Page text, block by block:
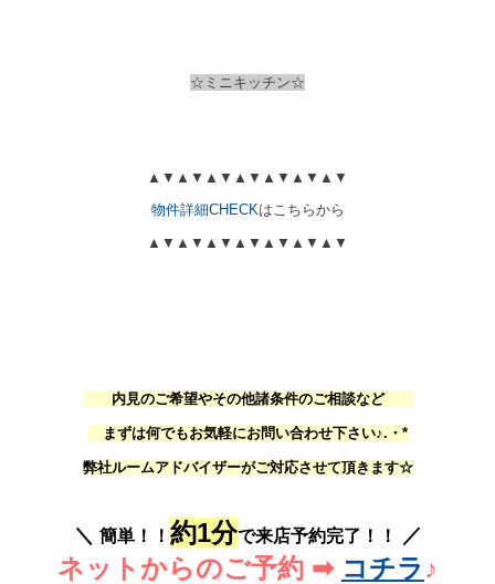
☆ミニキッチン☆
▲ ▼ ▲ ▼ ▲ ▼ ▲ ▼ ▲ ▼ ▲ ▼ ▲ ▼
物件詳細CHECKはこちらから
▲ ▼ ▲ ▼ ▲ ▼ ▲ ▼ ▲ ▼ ▲ ▼ ▲ ▼
内見のご希望やその他諸条件のご相談など
まずは何でもお気軽にお問い合わせ下さい♪.・*
弊社ルームアドバイザーがご対応させて頂きます☆
＼ 簡単！！ 約1分で来店予約完了！！ ／
ネットからのご予約 ➡ コチラ ♪